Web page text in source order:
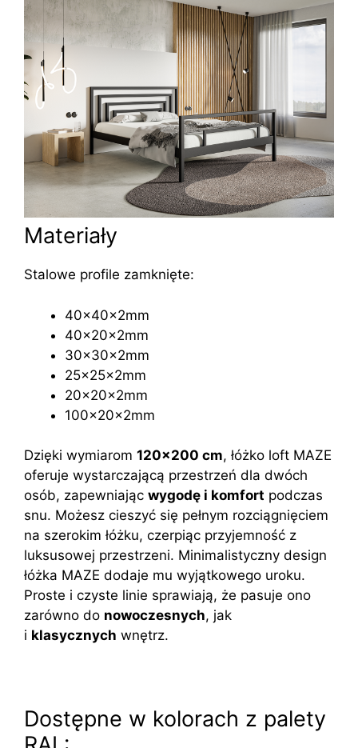
Materiały
Stalowe profile zamknięte:
40x40x2mm
40x20x2mm
30x30x2mm
25x25x2mm
20x20x2mm
100x20x2mm
Dzięki wymiarom 120×200 cm, łóżko loft MAZE
oferuje wystarczającą przestrzeń dla dwóch
osób, zapewniając wygodę i komfort podczas
snu. Możesz cieszyć się pełnym rozciągnięciem
na szerokim łóżku, czerpiąc przyjemność z
luksusowej przestrzeni. Minimalistyczny design
łóżka MAZE dodaje mu wyjątkowego uroku.
Proste i czyste linie sprawiają, że pasuje ono
zarówno do nowoczesnych, jak
i klasycznych wnętrz.
Dostępne w kolorach z palety